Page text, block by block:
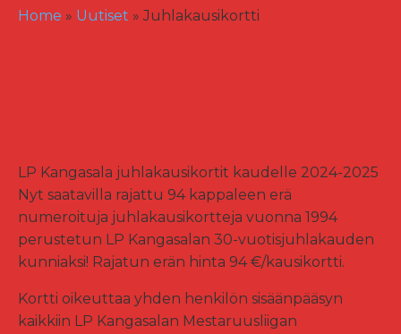
Home » Uutiset » Juhlakausikortti
LP Kangasala juhlakausikortit kaudelle 2024-2025
Nyt saatavilla rajattu 94 kappaleen erä
numeroituja juhlakausikortteja vuonna 1994
perustetun LP Kangasalan 30-vuotisjuhlakauden
kunniaksi! Rajatun erän hinta 94 €/kausikortti.
Kortti oikeuttaa yhden henkilön sisäänpääsyn
kaikkiin LP Kangasalan Mestaruusliigan